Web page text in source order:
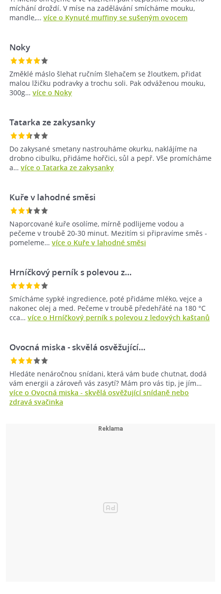
míchání droždí. V míse na zadělávání smícháme mouku,
mandle,… více o Kynuté muffiny se sušeným ovocem
Noky
Změklé máslo šlehat ručním šlehačem se žloutkem, přidat
malou lžičku podravky a trochu soli. Pak odváženou mouku,
300g… více o Noky
Tatarka ze zakysanky
Do zakysané smetany nastrouháme okurku, naklájíme na
drobno cibulku, přidáme hořčici, sůl a pepř. Vše promícháme
a… více o Tatarka ze zakysanky
Kuře v lahodné směsi
Naporcované kuře osolíme, mírně podlijeme vodou a
pečeme v troubě 20-30 minut. Mezitím si připravíme směs -
pomeleme… více o Kuře v lahodné směsi
Hrníčkový perník s polevou z…
Smícháme sypké ingredience, poté přidáme mléko, vejce a
nakonec olej a med. Pečeme v troubě předehřáté na 180 °C
cca… více o Hrníčkový perník s polevou z ledových kaštanů
Ovocná miska - skvělá osvěžující…
Hledáte nenáročnou snídani, která vám bude chutnat, dodá
vám energii a zároveň vás zasytí? Mám pro vás tip, je jím…
více o Ovocná miska - skvělá osvěžující snídaně nebo
zdravá svačinka